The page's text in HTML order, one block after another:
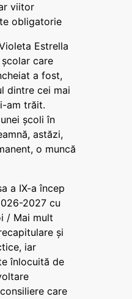
viitor
obligatorie
Estrella
care
a fost,
dintre cei mai
am trăit.
școli în
astăzi,
o muncă
a IX-a încep
2027 cu
/ Mai mult
și
iar
înlocuită de
care